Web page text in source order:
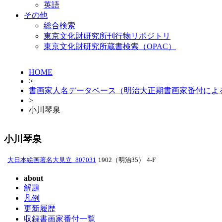
英語
その他
総合検索
東京文化財研究所刊行物リポジトリ
東京文化財研究所蔵書検索（OPAC）
HOME
>
書画家人名データベース（明治大正期書画家番付によ
>
小川琴泉
小川琴泉
大日本絵画著名大見立_807031 1902（明治35） 4-F
about
解題
凡例
更新履歴
収録書画家番付一覧